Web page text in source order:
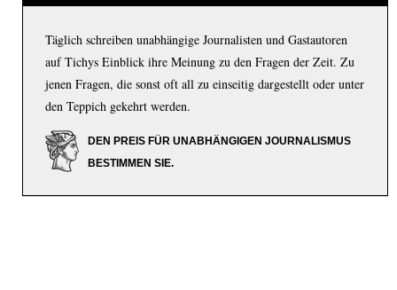
Täglich schreiben unabhängige Journalisten und Gastautoren
auf Tichys Einblick ihre Meinung zu den Fragen der Zeit. Zu
jenen Fragen, die sonst oft all zu einseitig dargestellt oder unter
den Teppich gekehrt werden.
DEN PREIS FÜR UNABHÄNGIGEN JOURNALISMUS
BESTIMMEN SIE.